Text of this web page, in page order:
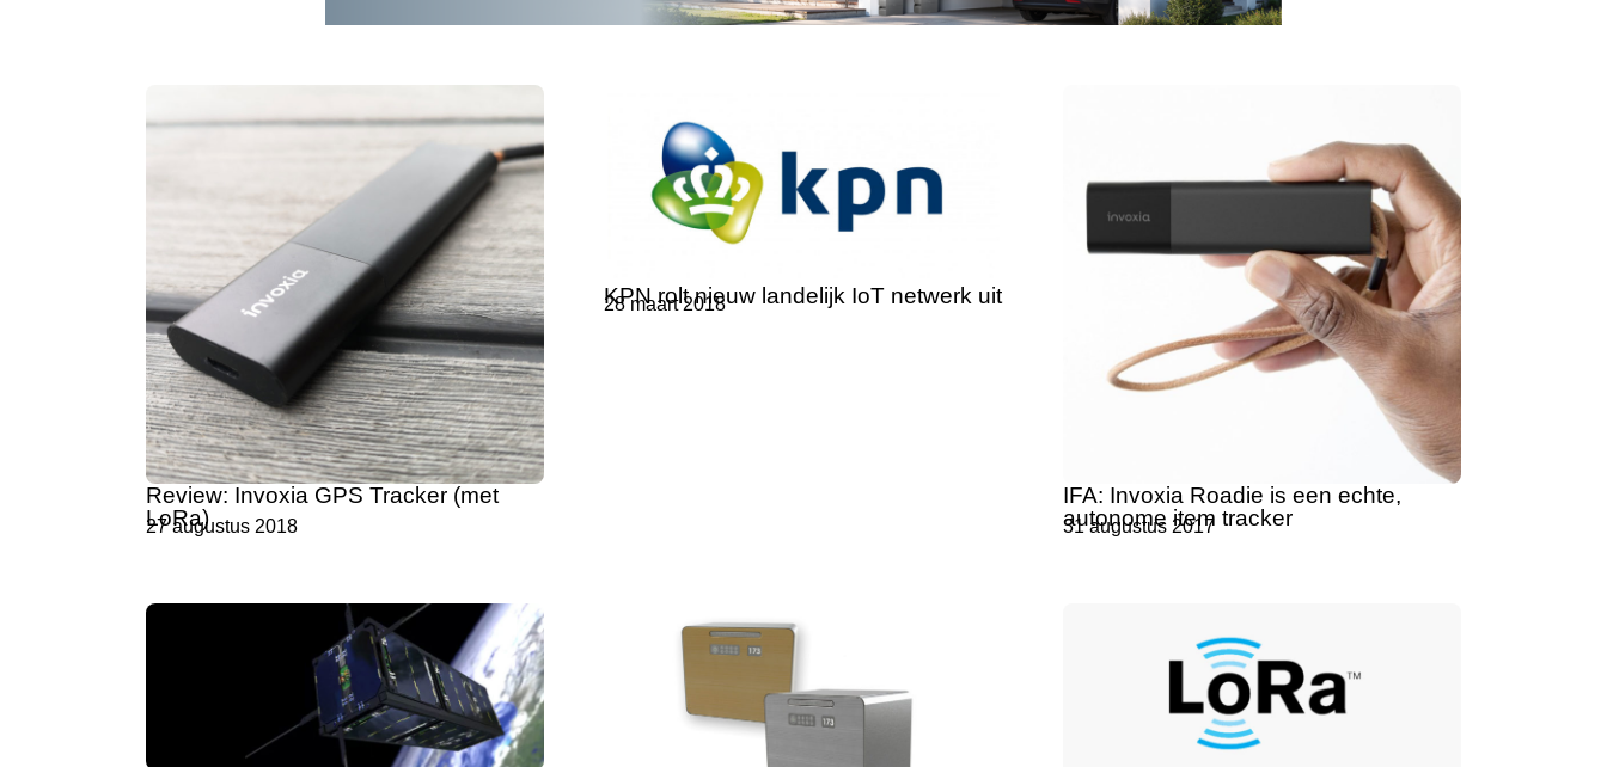
Review: Invoxia GPS Tracker (met
LoRa)
27 augustus 2018
KPN rolt nieuw landelijk IoT netwerk uit
28 maart 2018
IFA: Invoxia Roadie is een echte,
autonome item tracker
31 augustus 2017